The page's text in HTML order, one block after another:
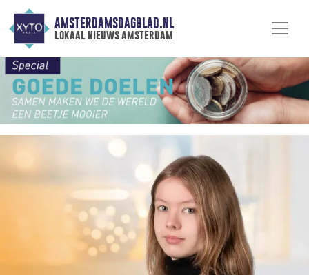
AMSTERDAMSDAGBLAD.NL
lokaal nieuws amsterdam